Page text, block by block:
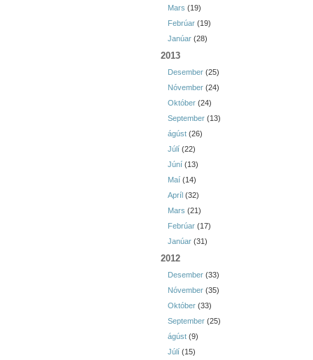
Mars (19)
Febrúar (19)
Janúar (28)
2013
Desember (25)
Nóvember (24)
Október (24)
September (13)
ágúst (26)
Júlí (22)
Júní (13)
Maí (14)
Apríl (32)
Mars (21)
Febrúar (17)
Janúar (31)
2012
Desember (33)
Nóvember (35)
Október (33)
September (25)
ágúst (9)
Júlí (15)